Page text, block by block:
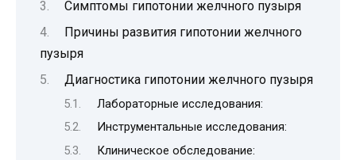
Симптомы гипотонии желчного пузыря
Причины развития гипотонии желчного
пузыря
Диагностика гипотонии желчного пузыря
Лабораторные исследования:
Инструментальные исследования:
Клиническое обследование: